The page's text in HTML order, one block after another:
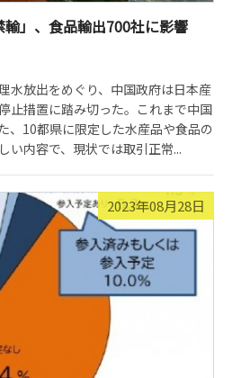
」、食品輸出700社に影響
水放出をめぐり、中国政府は日本産
止措置に踏み切った。これまで中国
、10都県に限定した水産品や食品の
い内容で、現状では取引正常...
2023年08月28日